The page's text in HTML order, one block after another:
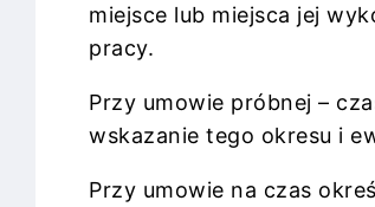
miejsce lub miejsca jej
pracy.
Przy umowie próbnej –
wskazanie tego okresu i
Przy umowie na czas